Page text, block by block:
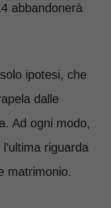
abbandonerà
ipotesi, che
dalle
Ad ogni modo,
riguarda
matrimonio.